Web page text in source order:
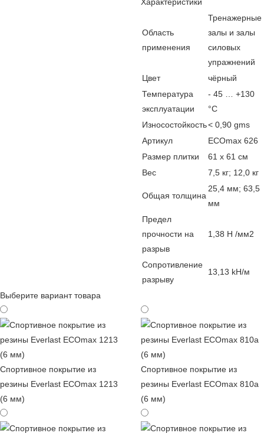
Область
применения
Тренажерные
залы и залы
силовых
упражнений
Цвет
чёрный
Температура
эксплуатации
- 45 … +130
°C
Износостойкость< 0,90 gms
Артикул
ECOmax 626
Размер плитки
61 х 61 см
Вес
7,5 кг; 12,0 кг
Общая толщина
25,4 мм; 63,5
мм
Предел
прочности на
разрыв
1,38 Н /мм2
Сопротивление
разрыву
13,13 kН/м
Выберите вариант товара
Спортивное покрытие из
резины Everlast ECOmax 1213
(6 мм)
Спортивное покрытие из
резины Everlast ECOmax 810a
(6 мм)